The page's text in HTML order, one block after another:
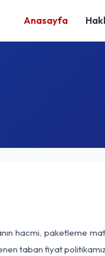
Anasayfa
hacmi, paketleme
taban fiyat